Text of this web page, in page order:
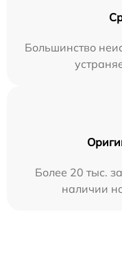
Большинство
Более 20 тыс.
наличии